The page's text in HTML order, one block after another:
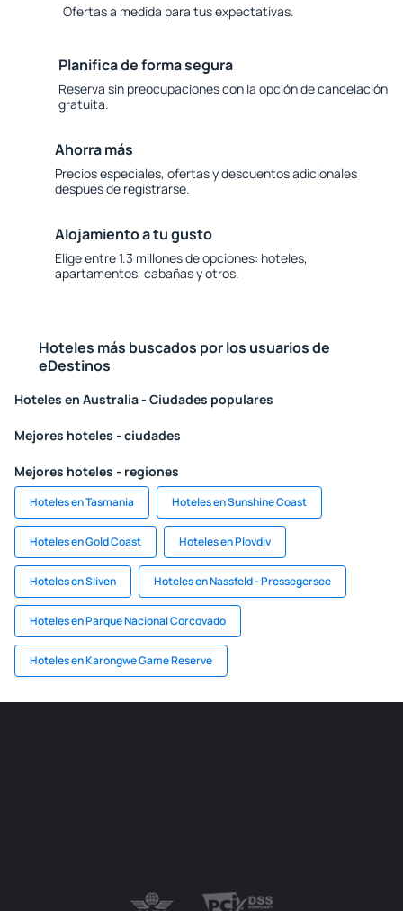
Ofertas a medida para tus expectativas.
Planifica de forma segura
Reserva sin preocupaciones con la opción de cancelación
gratuita.
Ahorra más
Precios especiales, ofertas y descuentos adicionales
después de registrarse.
Alojamiento a tu gusto
Elige entre 1.3 millones de opciones: hoteles,
apartamentos, cabañas y otros.
Hoteles más buscados por los usuarios de
eDestinos
Hoteles en Australia - Ciudades populares
Mejores hoteles - ciudades
Mejores hoteles - regiones
Hoteles en Tasmania Hoteles en Sunshine Coast
Hoteles en Gold Coast Hoteles en Plovdiv
Hoteles en Sliven Hoteles en Nassfeld - Pressegersee
Hoteles en Parque Nacional Corcovado
Hoteles en Karongwe Game Reserve